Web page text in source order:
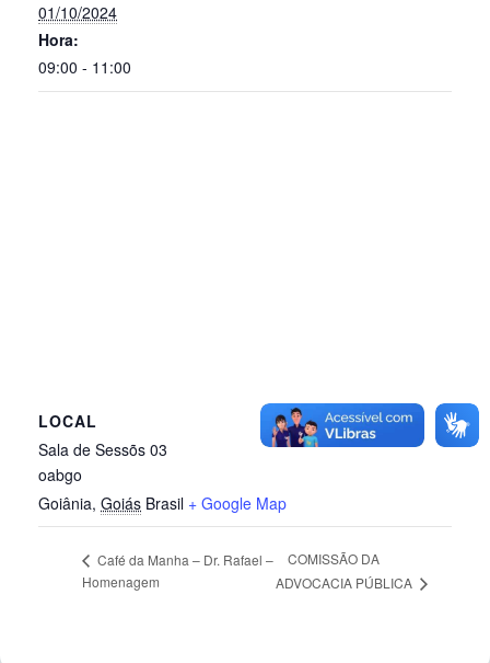
01/10/2024
Hora:
09:00 - 11:00
LOCAL
Sala de Sessõs 03
oabgo
Goiânia, Goiás Brasil + Google Map
Café da Manha – Dr. Rafael –
Homenagem
COMISSÃO DA
ADVOCACIA PÚBLICA